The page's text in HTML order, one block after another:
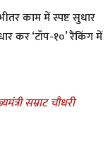
काम में स्पष्ट सुधार
कर ‘टॉप-१०’ रैंकिंग में
सम्राट चौधरी